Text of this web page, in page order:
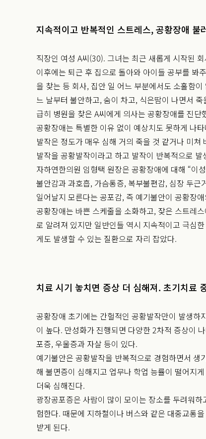
지속적이고 반복적인 스트레스, 공황장애 불
직장인 여성 A씨(30). 그녀는 최근 새롭게 시작된
이후에는 퇴근 후 집으로 돌아와 아이들 공부를 봐
을 찾는 등 회사, 집안 일 어느 부분에서도 소홀함
느 날부터 불안하고, 숨이 차고, 식은땀이 나면서
급히 병원을 찾은 A씨에게 의사는 공황장애를 진단
공황장애는 특별한 이유 없이 예상치도 못하게 나
발작은 정도가 매우 심해 거의 죽을 것 같거나 미
발작을 공황발작이라고 하고 발작이 반복적으로
자하연한의원 임형택 원장은 공황장애에 대해 “이
불안감과 과호흡, 가슴통증, 복부불편감, 심장 두
일어날지 모른다는 공포감, 즉 예기불안이 공황장
공황장애는 바쁜 스케줄을 소화하고, 잦은 스트레
로 알려져 있지만 일반인들 역시 지속적이고 극심
게도 발생할 수 있는 질환으로 자리 잡았다.
치료 시기 놓치면 증상 더 심해져. 초기치료
공황장애 초기에는 간헐적인 공황발작만이 발생
이 높다. 만성화가 진행되면 다양한 2차적 증상이
포증, 우울증과 자살 등이 있다.
예기불안은 공황발작을 반복적으로 경험하면서 생
해 불면증이 심해지고 업무나 학업 능률이 떨어지
더욱 심해진다.
광장공포증은 사람이 많이 모이는 장소를 두려워
험한다. 때문에 지하철이나 버스와 같은 대중교통
받게 된다.